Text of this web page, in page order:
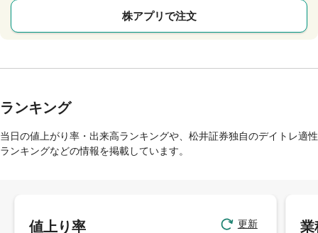
株アプリで注文
ランキング
当日の値上がり率・出来高ランキングや、松井証券独自のデイトレ適性
ランキングなどの情報を掲載しています。